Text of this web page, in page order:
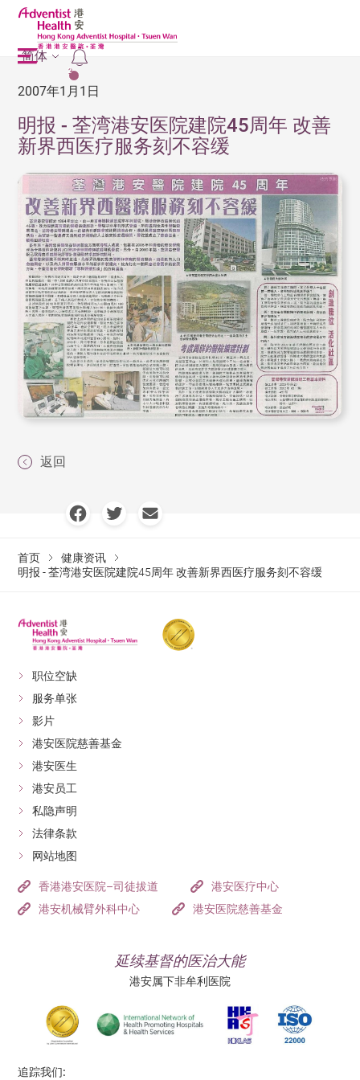
2
简体
2007年1月1日
明报 - 荃湾港安医院建院45周年 改善
新界西医疗服务刻不容缓
返回
首页
健康资讯
明报 - 荃湾港安医院建院45周年 改善新界西医疗服务刻不容缓
职位空缺
服务单张
影片
港安医院慈善基金
港安医生
港安员工
私隐声明
法律条款
网站地图
香港港安医院–司徒拔道
港安医疗中心
港安机械臂外科中心
港安医院慈善基金
延续基督的医治大能
港安属下非牟利医院
追踪我们: